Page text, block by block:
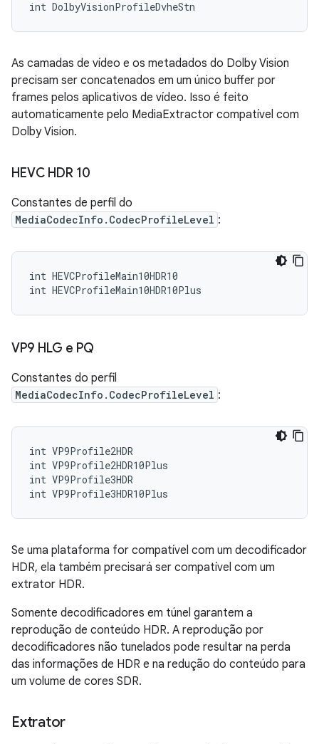
As camadas de vídeo e os metadados do Dolby Vision
precisam ser concatenados em um único buffer por
frames pelos aplicativos de vídeo. Isso é feito
automaticamente pelo MediaExtractor compatível com
Dolby Vision.
HEVC HDR 10
Constantes de perfil do
MediaCodecInfo.CodecProfileLevel :
int HEVCProfileMain10HDR10
VP9 HLG e PQ
Constantes do perfil
MediaCodecInfo.CodecProfileLevel :
int VP9Profile2HDR
int VP9Profile2HDR10Plus
int VP9Profile3HDR
Se uma plataforma for compatível com um decodificador
HDR, ela também precisará ser compatível com um
extrator HDR.
Somente decodificadores em túnel garantem a
reprodução de conteúdo HDR. A reprodução por
decodificadores não tunelados pode resultar na perda
das informações de HDR e na redução do conteúdo para
um volume de cores SDR.
Extrator